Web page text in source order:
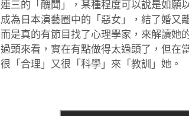
連三的「醜聞」，某種程度可以說是如願
成為日本演藝圈中的「惡女」，結了婚又
而是真的有節目找了心理學家，來解讀她
過頭來看，實在有點做得太過頭了，但在
很「合理」又很「科學」來「教訓」她。